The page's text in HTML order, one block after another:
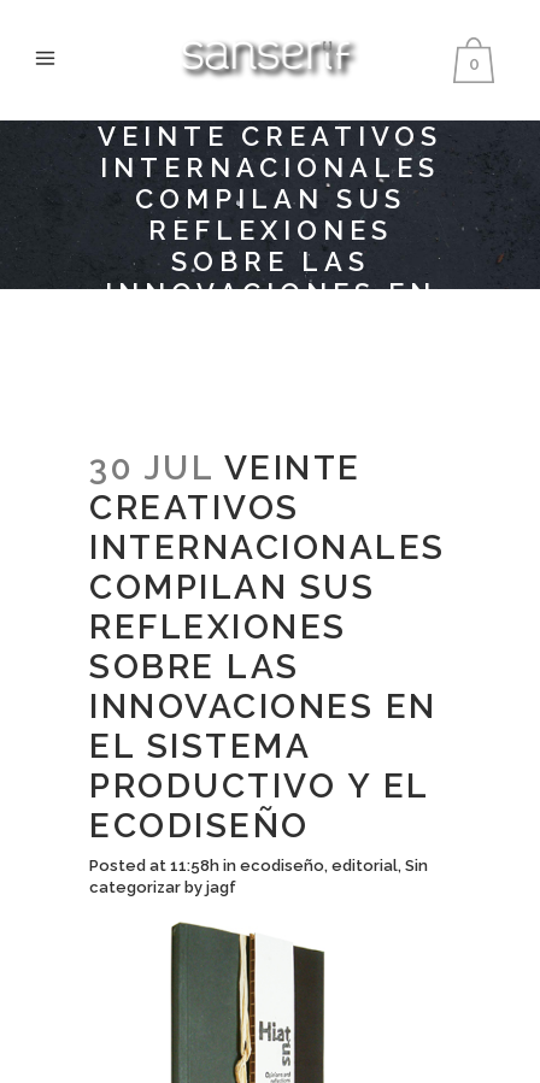
0
VEINTE CREATIVOS
INTERNACIONALES
COMPILAN SUS
REFLEXIONES
SOBRE LAS
INNOVACIONES EN
30 JUL VEINTE
CREATIVOS
INTERNACIONALES
COMPILAN SUS
REFLEXIONES
SOBRE LAS
INNOVACIONES EN
EL SISTEMA
PRODUCTIVO Y EL
ECODISEÑO
Posted at 11:58h in ecodiseño, editorial, Sin
categorizar by jagf